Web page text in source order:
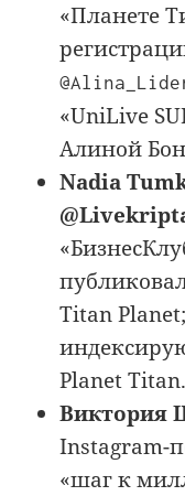
«Планете
«UniLive
Алиной
Nadia
Titan
Planet Titan.
Виктория
Instagram-
«шаг к